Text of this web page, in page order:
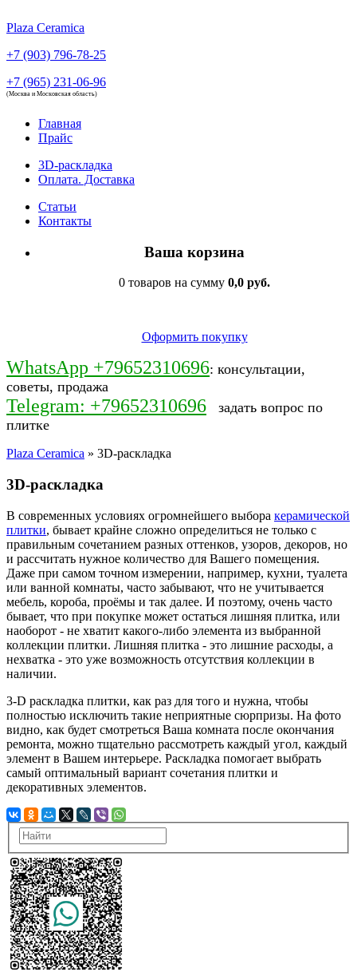
Plaza Ceramica
+7 (903) 796-78-25
+7 (965) 231-06-96
(Москва и Московская область)
Главная
Прайс
3D-раскладка
Оплата. Доставка
Статьи
Контакты
Ваша корзина
0 товаров на сумму 0,0 руб.
Оформить покупку
WhatsApp +79652310696: консультации,
советы, продажа
Telegram: +79652310696
задать вопрос по
плитке
Plaza Ceramica » 3D-раскладка
3D-раскладка
В современных условиях огромнейшего выбора керамической
плитки, бывает крайне сложно определиться не только с
правильным сочетанием разных оттенков, узоров, декоров, но
и рассчитать нужное количество для Вашего помещения.
Даже при самом точном измерении, например, кухни, туалета
или ванной комнаты, часто забывают, что не учитывается
мебель, короба, проёмы и так далее. И поэтому, очень часто
бывает, что при покупке может остаться лишняя плитка, или
наоборот - не хватит какого-либо элемента из выбранной
коллекции плитки. Лишняя плитка - это лишние расходы, а
нехватка - это уже возможность отсутствия коллекции в
наличии.
3-D раскладка плитки, как раз для того и нужна, чтобы
полностью исключить такие неприятные сюрпризы. На фото
видно, как будет смотреться Ваша комната после окончания
ремонта, можно тщательно рассмотреть каждый угол, каждый
элемент в Вашем интерьере. Раскладка помогает выбрать
самый оптимальный вариант сочетания плитки и
декоративных элементов.